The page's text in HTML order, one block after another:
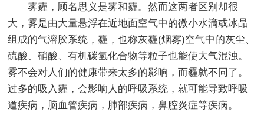
雾霾，顾名思义是雾和霾。然而这两者区别却很
大，雾是由大量悬浮在近地面空气中的微小水滴或冰晶
组成的气溶胶系统，霾，也称灰霾(烟雾)空气中的灰尘、
硫酸、硝酸、有机碳氢化合物等粒子也能使大气混浊。
雾不会对人们的健康带来太多的影响，而霾就不同了。
过多的吸入霾，会影响人的呼吸系统，就可能导致呼吸
道疾病，脑血管疾病，肺部疾病，鼻腔炎症等疾病。